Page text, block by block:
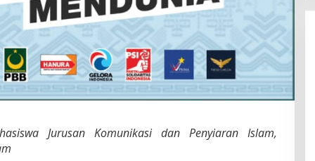
Jurusan Komunikasi dan Penyiaran Islam,